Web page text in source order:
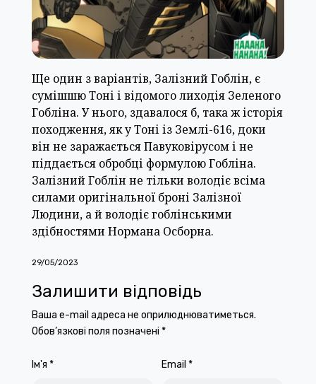
Ще один з варіантів, Залізний Гоблін, є
сумішшю Тоні і відомого лиходія Зеленого
Гобліна. У нього, здавалося б, така ж історія
походження, як у Тоні із Землі-616, доки
він не заражається Павуковірусом і не
піддається обробці формулою Гобліна.
Залізний Гоблін не тільки володіє всіма
силами оригінальної броні Залізної
Людини, а й володіє гоблінськими
здібностями Нормана Осборна.
29/05/2023
Залишити відповідь
Ваша e-mail адреса не оприлюднюватиметься.
Обов’язкові поля позначені *
Ім'я * Email *